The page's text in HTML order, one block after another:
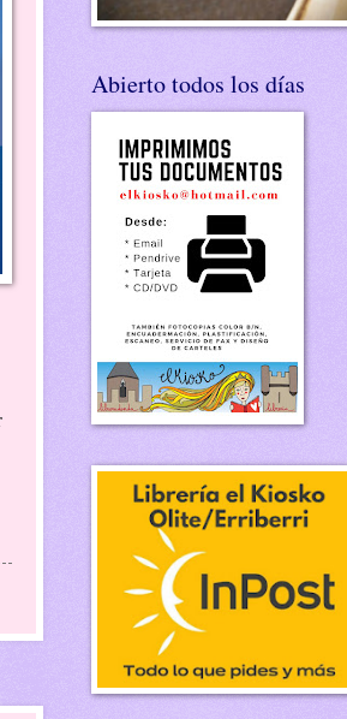
Abierto todos los días